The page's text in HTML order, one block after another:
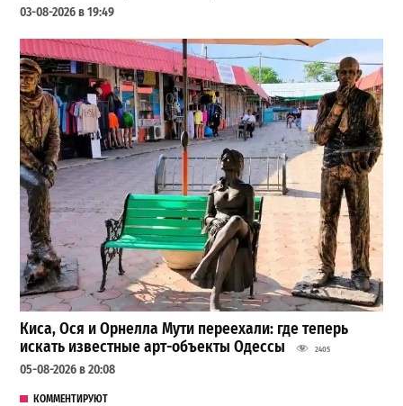
03-08-2026 в 19:49
Киса, Ося и Орнелла Мути переехали: где теперь
искать известные арт-объекты Одессы
2405
05-08-2026 в 20:08
КОММЕНТИРУЮТ